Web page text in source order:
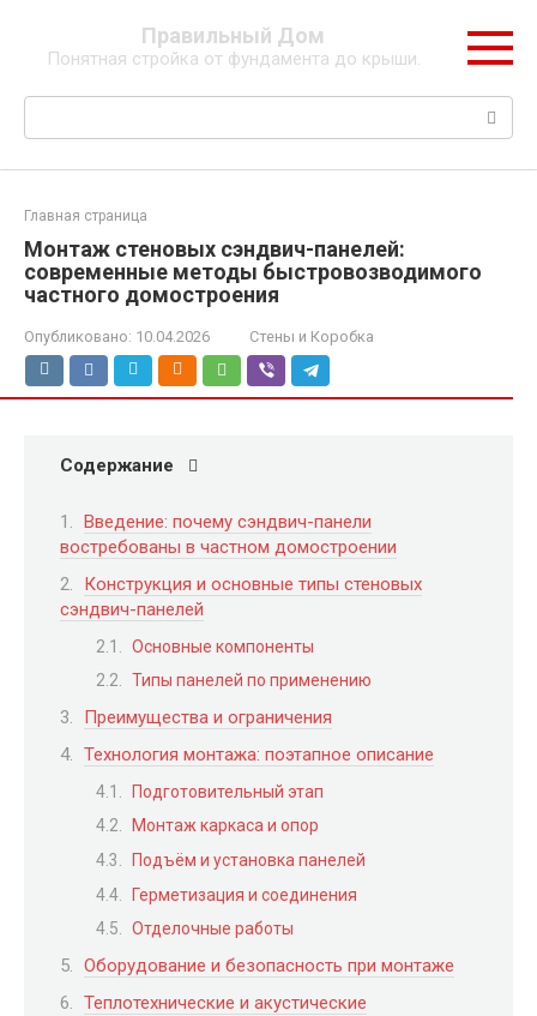
контенту
Правильный Дом
Понятная стройка от фундамента до крыши.
Поиск:
Главная страница
Монтаж стеновых сэндвич-панелей:
современные методы быстровозводимого
частного домостроения
Опубликовано: 10.04.2026 Стены и Коробка
Содержание
Введение: почему сэндвич-панели
востребованы в частном домостроении
Конструкция и основные типы стеновых
сэндвич-панелей
Основные компоненты
Типы панелей по применению
Преимущества и ограничения
Технология монтажа: поэтапное описание
Подготовительный этап
Монтаж каркаса и опор
Подъём и установка панелей
Герметизация и соединения
Отделочные работы
Оборудование и безопасность при монтаже
Теплотехнические и акустические